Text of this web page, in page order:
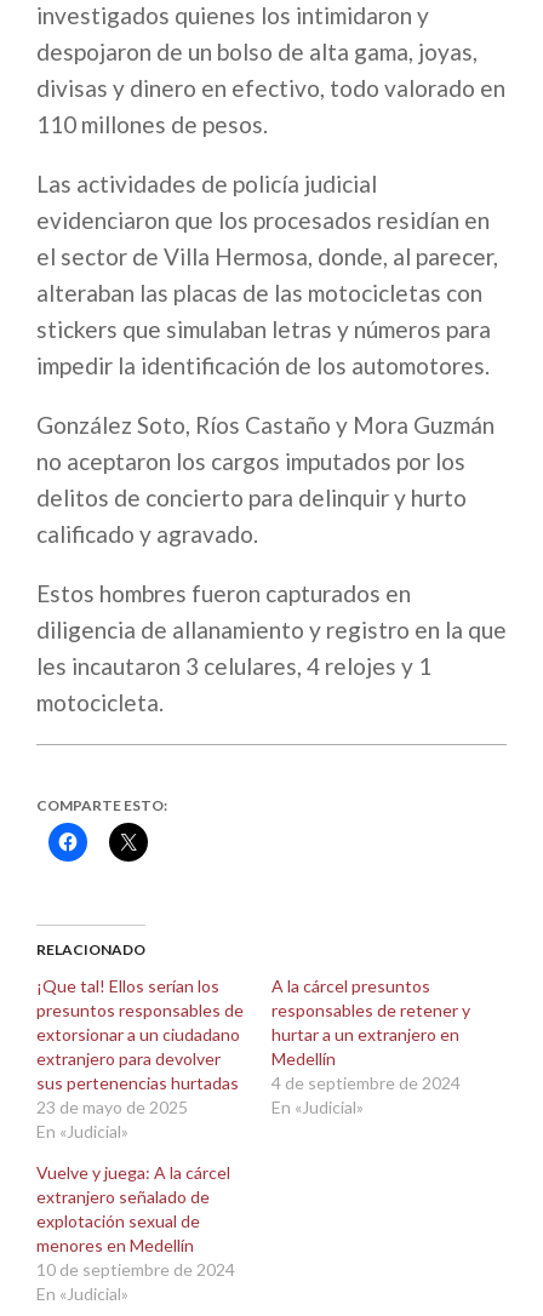
investigados quienes los intimidaron y
despojaron de un bolso de alta gama, joyas,
divisas y dinero en efectivo, todo valorado en
110 millones de pesos.
Las actividades de policía judicial
evidenciaron que los procesados residían en
el sector de Villa Hermosa, donde, al parecer,
alteraban las placas de las motocicletas con
stickers que simulaban letras y números para
impedir la identificación de los automotores.
González Soto, Ríos Castaño y Mora Guzmán
no aceptaron los cargos imputados por los
delitos de concierto para delinquir y hurto
calificado y agravado.
Estos hombres fueron capturados en
diligencia de allanamiento y registro en la que
les incautaron 3 celulares, 4 relojes y 1
motocicleta.
COMPARTE ESTO:
Haz
clic
(Se
abre
una
ventana
nueva)
Haz
clic
(Se
abre
una
ventana
nueva)
RELACIONADO
¡Que tal! Ellos serían los
presuntos responsables de
extorsionar a un ciudadano
extranjero para devolver
sus pertenencias hurtadas
23 de mayo de 2025
En «Judicial»
A la cárcel presuntos
responsables de retener y
hurtar a un extranjero en
Medellín
4 de septiembre de 2024
En «Judicial»
Vuelve y juega: A la cárcel
extranjero señalado de
explotación sexual de
menores en Medellín
10 de septiembre de 2024
En «Judicial»